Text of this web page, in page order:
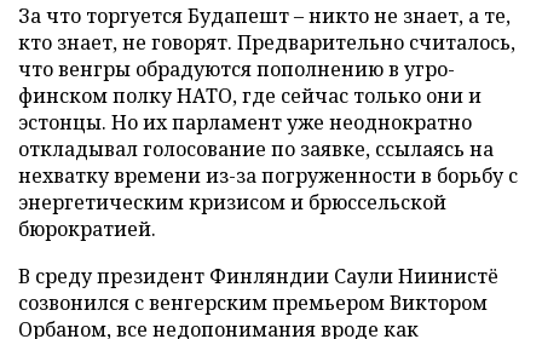
За что торгуется Будапешт – никто не знает, а те,
кто знает, не говорят. Предварительно считалось,
что венгры обрадуются пополнению в угро-
финском полку НАТО, где сейчас только они и
эстонцы. Но их парламент уже неоднократно
откладывал голосование по заявке, ссылаясь на
нехватку времени из-за погруженности в борьбу с
энергетическим кризисом и брюссельской
бюрократией.
В среду президент Финляндии Саули Ниинистё
созвонился с венгерским премьером Виктором
Орбаном, все недопонимания вроде как